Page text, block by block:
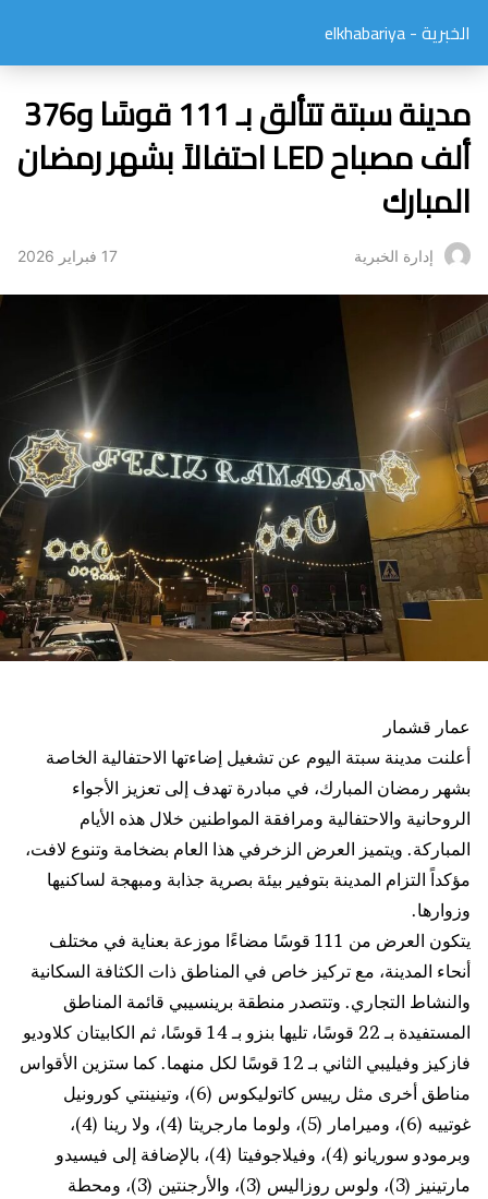
الخبرية - elkhabariya
مدينة سبتة تتألق بـ 111 قوسًا و376
ألف مصباح LED احتفالاً بشهر رمضان
المبارك
إدارة الخبرية 17 فبراير 2026
عمار قشمار
أعلنت مدينة سبتة اليوم عن تشغيل إضاءتها الاحتفالية الخاصة
بشهر رمضان المبارك، في مبادرة تهدف إلى تعزيز الأجواء
الروحانية والاحتفالية ومرافقة المواطنين خلال هذه الأيام
المباركة. ويتميز العرض الزخرفي هذا العام بضخامة وتنوع لافت،
مؤكداً التزام المدينة بتوفير بيئة بصرية جذابة ومبهجة لساكنيها
وزوارها.
يتكون العرض من 111 قوسًا مضاءًا موزعة بعناية في مختلف
أنحاء المدينة، مع تركيز خاص في المناطق ذات الكثافة السكانية
والنشاط التجاري. وتتصدر منطقة برينسيبي قائمة المناطق
المستفيدة بـ 22 قوسًا، تليها بنزو بـ 14 قوسًا، ثم الكابيتان كلاوديو
فازكيز وفيليبي الثاني بـ 12 قوسًا لكل منهما. كما ستزين الأقواس
مناطق أخرى مثل رييس كاتوليكوس (6)، وتينينتي كورونيل
غوتييه (6)، وميرامار (5)، ولوما مارجريتا (4)، ولا رينا (4)،
وبرمودو سوريانو (4)، وفيلاجوفيتا (4)، بالإضافة إلى فيسيدو
مارتينيز (3)، ولوس روزاليس (3)، والأرجنتين (3)، ومحطة